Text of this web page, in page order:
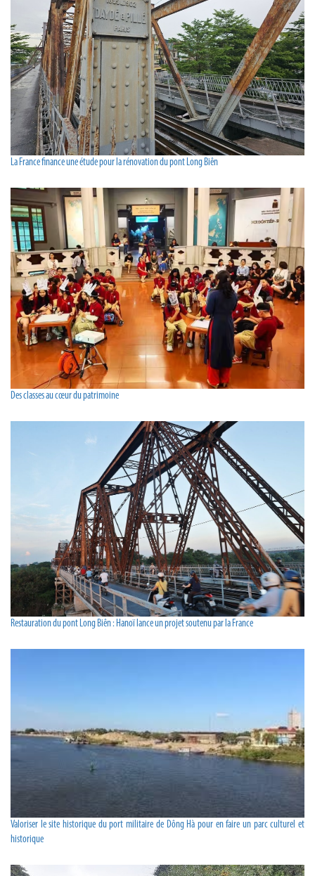
La France finance une étude pour la rénovation du pont Long Biên
Des classes au cœur du patrimoine
Restauration du pont Long Biên : Hanoï lance un projet soutenu par la France
Valoriser le site historique du port militaire de Dông Hà pour en faire un parc culturel et
historique